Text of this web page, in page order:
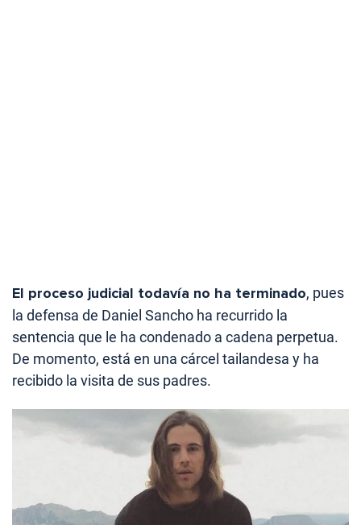
El proceso judicial todavía no ha terminado, pues
la defensa de Daniel Sancho ha recurrido la
sentencia que le ha condenado a cadena perpetua.
De momento, está en una cárcel tailandesa y ha
recibido la visita de sus padres.